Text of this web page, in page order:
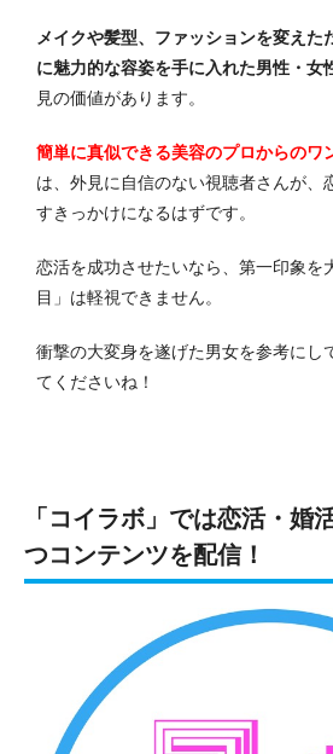
メイクや髪型、ファッションを変えた
に魅力的な容姿を手に入れた男性・女
見の価値があります。
簡単に真似できる美容のプロからのワ
は、外見に自信のない視聴者さんが、
すきっかけになるはずです。
恋活を成功させたいなら、第一印象を
目」は軽視できません。
衝撃の大変身を遂げた男女を参考にし
てくださいね！
「コイラボ」では恋活・婚
つコンテンツを配信！